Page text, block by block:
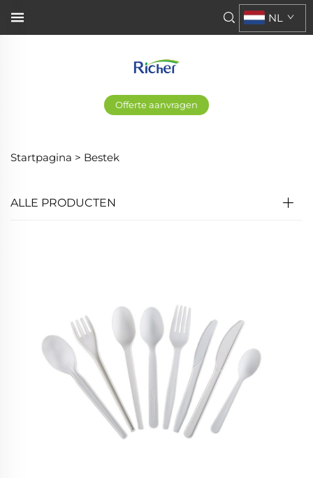
Offerte aanvragen
NL
Startpagina > Bestek
ALLE PRODUCTEN